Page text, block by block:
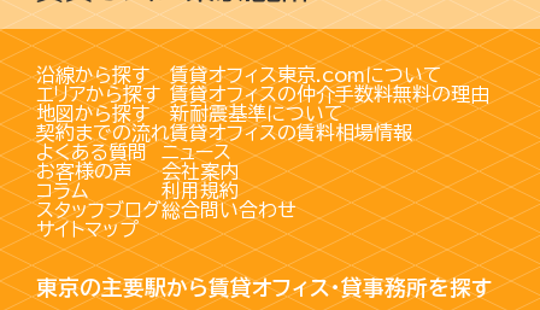
沿線から探す
エリアから探す
地図から探す
契約までの流れ
賃貸オフィス東京.comについて
賃貸オフィスの仲介手数料無料の理由
新耐震基準について
賃貸オフィスの賃料相場情報
よくある質問
お客様の声
コラム
スタッフブログ
サイトマップ
ニュース
会社案内
利用規約
総合問い合わせ
東京の主要駅から賃貸オフィス・貸事務所を探す